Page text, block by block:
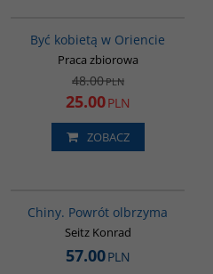
Być kobietą w Oriencie
Praca zbiorowa
48.00PLN
25.00PLN
ZOBACZ
Chiny. Powrót olbrzyma
Seitz Konrad
57.00PLN